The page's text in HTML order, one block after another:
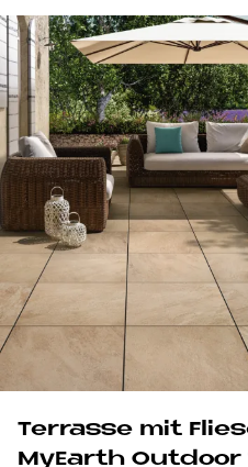
Terrasse mit
MyEarth Outdoor